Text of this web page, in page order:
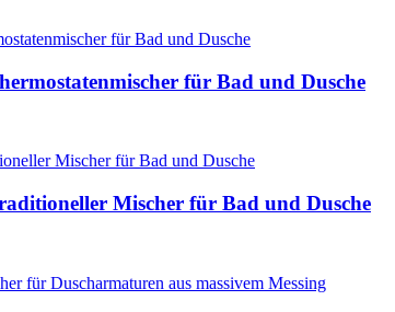
für Bad und Dusche
Mischer für Bad und Dusche